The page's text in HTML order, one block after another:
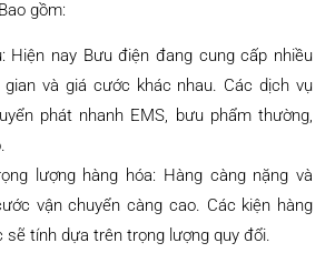
gồm:
Hiện nay Bưu điện đang cung cấp nhiều
và giá cước khác nhau. Các dịch vụ
phát nhanh EMS, bưu phẩm thường,
lượng hàng hóa: Hàng càng nặng và
vận chuyển càng cao. Các kiện hàng
sẽ tính dựa trên trọng lượng quy đổi.